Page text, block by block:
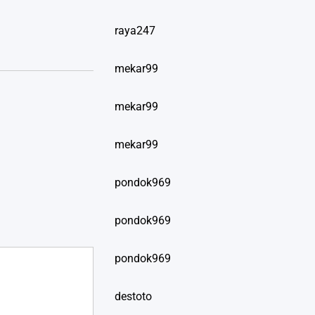
raya247
mekar99
mekar99
mekar99
pondok969
pondok969
pondok969
destoto